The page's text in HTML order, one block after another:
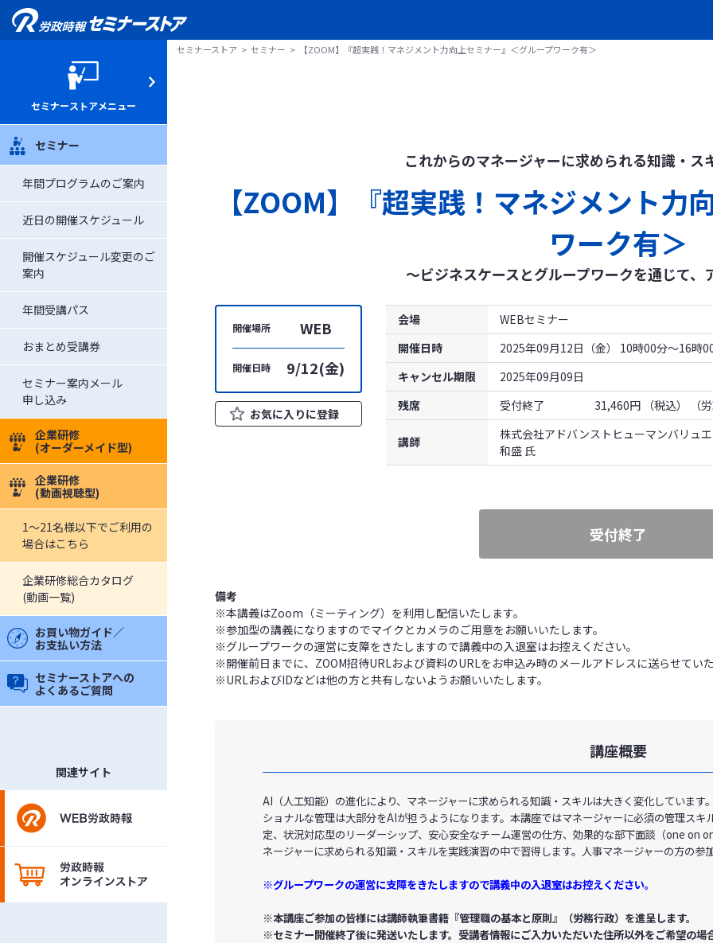
セミナーストアメニュー
セミナー
年間プログラムのご案内
近日の開催スケジュール
開催スケジュール変更のご
案内
年間受講パス
おまとめ受講券
セミナー案内メール
申し込み
企業研修
(オーダーメイド型)
企業研修
(動画視聴型)
1～21名様以下でご利用の
場合はこちら
企業研修総合カタログ
(動画一覧)
お買い物ガイド／
お支払い方法
セミナーストアへの
よくあるご質問
関連サイト
セミナーストア セミナー 【ZOOM】『超実践！マネジメント力向上セミナー』＜グループワーク有＞
これからのマネージャーに求められる知識・ス
【ZOOM】『超実践！マネジメント力
ワーク有＞
～ビジネスケースとグループワークを通じて、
開催場所 WEB
開催日時 9/12(金)
お気に入りに登録
会場
WEBセミナー
開催日時
2025年09月12日（金） 10時00分～16時
キャンセル期限
2025年09月09日
残席
受付終了 31,460円 （税込） （
講師
株式会社アドバンストヒューマンバリ
和盛 氏
受付終了
備考
※本講義はZoom（ミーティング）を利用し配信いたします。
※参加型の講義になりますのでマイクとカメラのご用意をお願いいたします。
※グループワークの運営に支障をきたしますので講義中の入退室はお控えください。
※開催前日までに、ZOOM招待URLおよび資料のURLをお申込み時のメールアドレスに送らせてい
※URLおよびIDなどは他の方と共有しないようお願いいたします。
講座概要
AI（人工知能）の進化により、マネージャーに求められる知識・スキルは大きく変化していま
ショナルな管理は大部分をAIが担うようになります。本講座ではマネージャーに必須の管理ス
定、状況対応型のリーダーシップ、安心安全なチーム運営の仕方、効果的な部下面談（one on
ネージャーに求められる知識・スキルを実践演習の中で習得します。人事マネージャーの方の参
※グループワークの運営に支障をきたしますので講義中の入退室はお控えください。
※本講座ご参加の皆様には講師執筆書籍『管理職の基本と原則』（労務行政）を進呈します。
※セミナー開催終了後に発送いたします。受講者情報にご入力いただいた住所以外をご希望の